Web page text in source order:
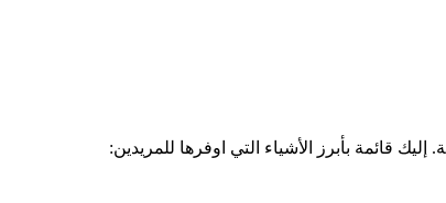
قائمة بأبرز الأشياء التي اوفرها للمريدين: